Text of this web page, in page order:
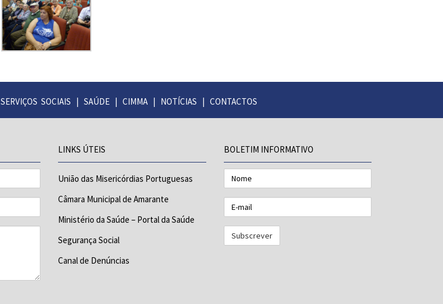
SERVIÇOS SOCIAIS SAÚDE| CIMMA| NOTÍCIAS CONTACTOS
LINKS ÚTEIS
União das Misericórdias Portuguesas
Câmara Municipal de Amarante
Ministério da Saúde – Portal da Saúde
Segurança Social
Canal de Denúncias
BOLETIM INFORMATIVO
Nome
mail